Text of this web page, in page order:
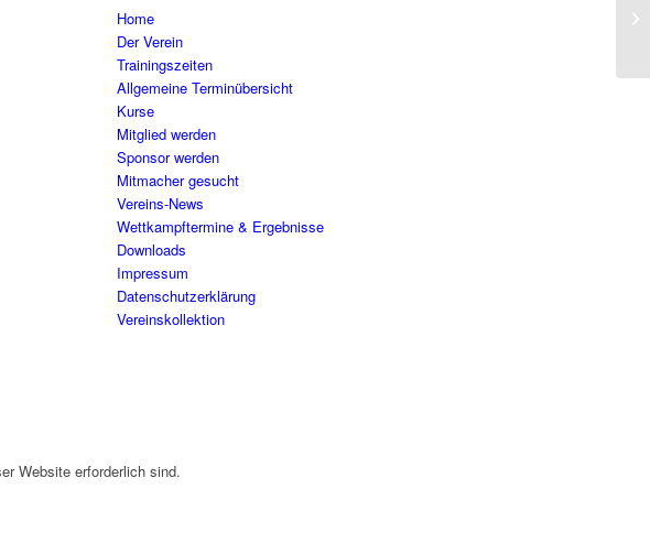
Home
Der Verein
Trainingszeiten
Allgemeine Terminübersicht
Kurse
Mitglied werden
Sponsor werden
Mitmacher gesucht
Vereins-News
Wettkampftermine & Ergebnisse
Downloads
Impressum
Datenschutzerklärung
Vereinskollektion
Website erforderlich sind.